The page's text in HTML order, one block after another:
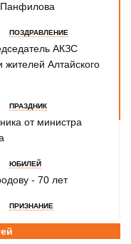
Панфилова
ПОЗДРАВЛЕНИЕ
АКЗС
Алтайского
ПРАЗДНИК
от министра
ЮБИЛЕЙ
- 70 лет
ПРИЗНАНИЕ
училище
награждение